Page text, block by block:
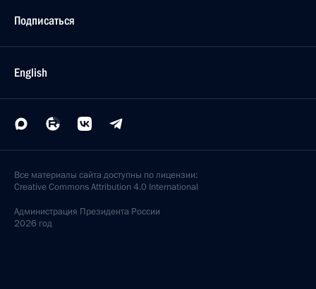
Подписаться
English
Все материалы сайта доступны по лицензии:
Creative Commons Attribution 4.0 International
Администрация Президента России
2026 год